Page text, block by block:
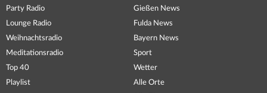
Party Radio
Lounge Radio
Weihnachtsradio
Meditationsradio
Top 40
Playlist
Gießen News
Fulda News
Bayern News
Sport
Wetter
Alle Orte